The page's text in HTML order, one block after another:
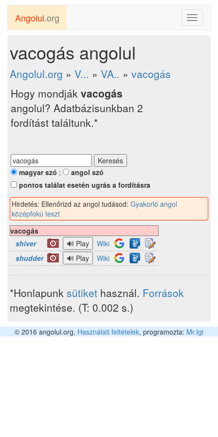
Toggle
Angolul.org
vacogás angolul
Angolul.org » V... » VA.. » vacogás
Hogy mondják vacogás
angolul? Adatbázisunkban 2
fordítást találtunk.*
magyar szó ;
angol szó
pontos találat esetén ugrás a fordításra
Hirdetés: Ellenőrizd az angol tudásod: Gyakorló angol
középfokú teszt
vacogás
shiver
Wiki
shudder
Wiki
*Honlapunk sütiket használ. Források
megtekintése. (T: 0.002 s.)
© 2016 angolul.org, Használati feltételek, programozta: Mr.Igi